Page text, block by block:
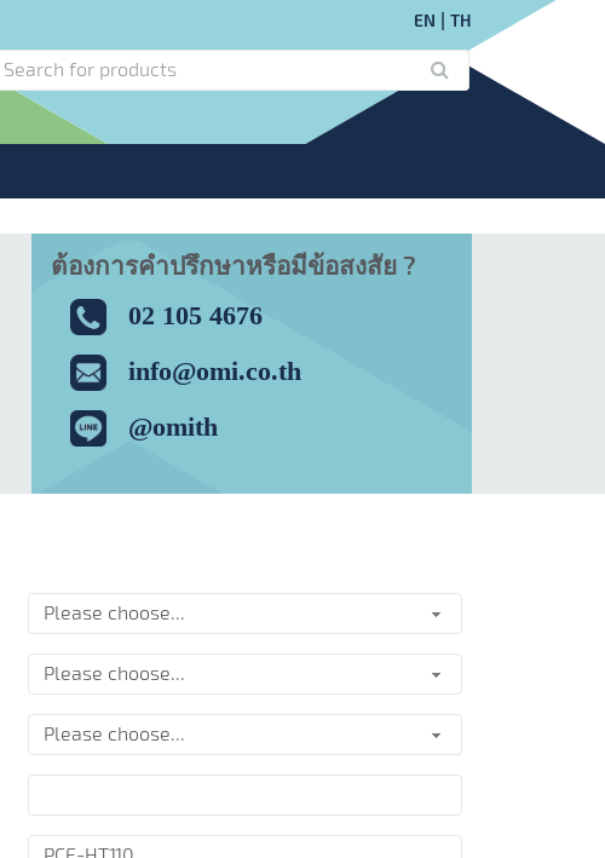
EN TH
ต้องการคำปรึกษาหรือมีข้อสงสัย ?
02 105 4676
info@omi.co.th
@omith